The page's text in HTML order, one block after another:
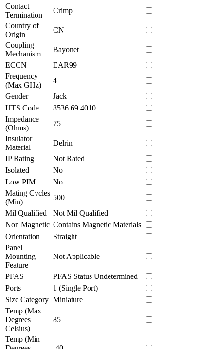
Contact
Termination
Crimp
Country of
Origin
CN
Coupling
Mechanism
Bayonet
ECCN
EAR99
Frequency
(Max GHz)
4
Gender
Jack
HTS Code
8536.69.4010
Impedance
(Ohms)
75
Insulator
Material
Delrin
IP Rating
Not Rated
Isolated
No
Low PIM
No
Mating Cycles
(Min)
500
Mil Qualified
Not Mil Qualified
Non Magnetic Contains Magnetic Materials
Orientation
Straight
Panel
Mounting
Feature
Not Applicable
PFAS
PFAS Status Undetermined
Ports
1 (Single Port)
Size Category Miniature
Temp (Max
Degrees
Celsius)
85
Temp (Min